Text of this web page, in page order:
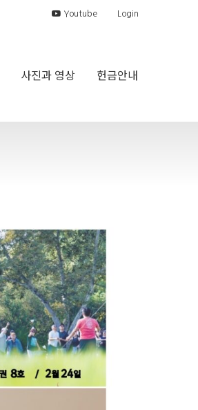
Youtube Login
사진과 영상 헌금안내